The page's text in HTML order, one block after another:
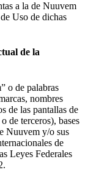
a la de Nuuvem
Uso de dichas
de la
o de palabras
nombres
de las pantallas de
de terceros), bases
Nuuvem y/o sus
de
Leyes Federales